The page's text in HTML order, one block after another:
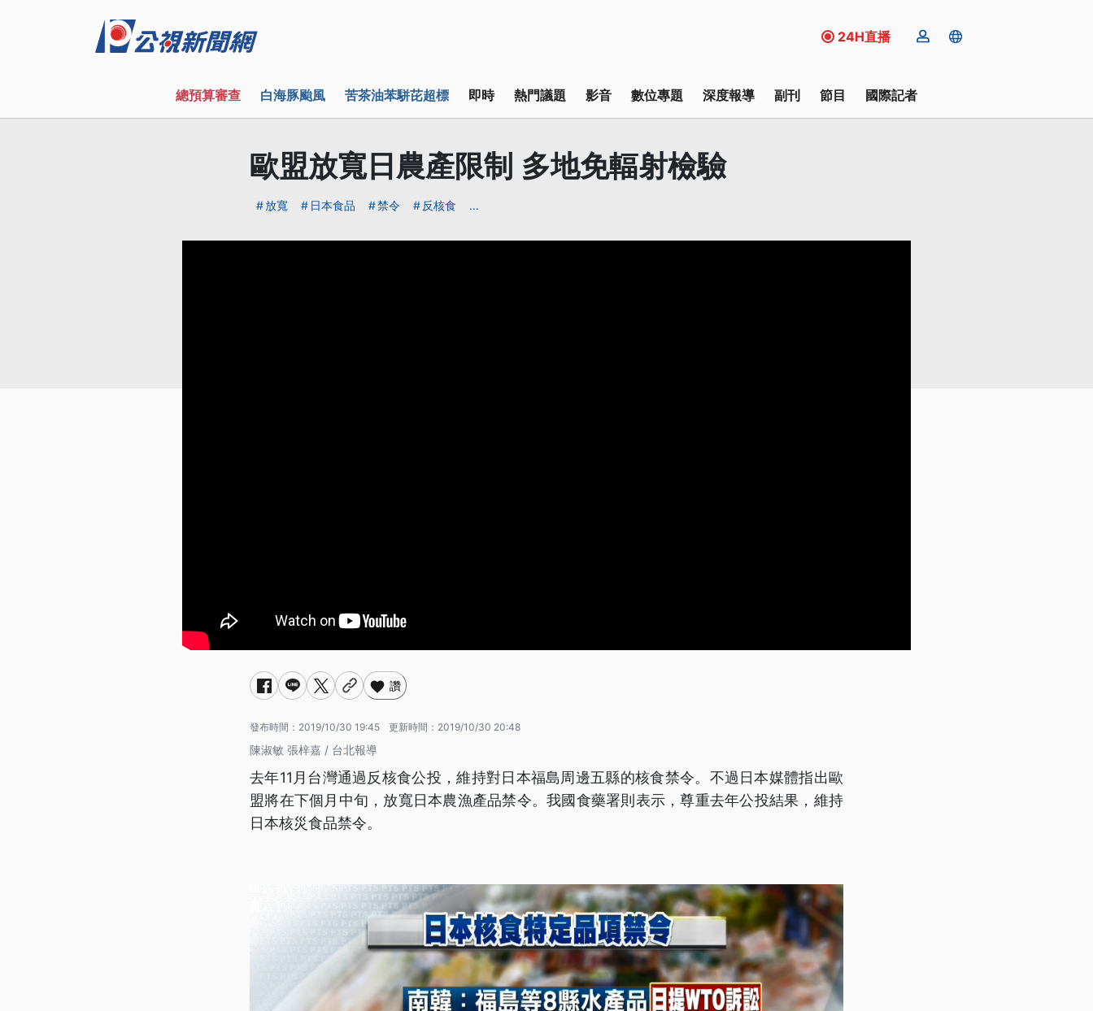
24H直播
總預算審查 白海豚颱風 苦茶油苯駢芘超標 即時 熱門議題 影音 數位專題 深度報導 副刊 節目 國際記者
歐盟放寬日農產限制 多地免輻射檢驗
放寬 日本食品 禁令 反核食 ...
讚
發布時間： 2019/10/30 19:45 更新時間： 2019/10/30 20:48
陳淑敏 張梓嘉 / 台北報導
去年11月台灣通過反核食公投，維持對日本福島周邊五縣的核食禁令。不過日本媒體指出歐
盟將在下個月中旬，放寬日本農漁產品禁令。我國食藥署則表示，尊重去年公投結果，維持
日本核災食品禁令。